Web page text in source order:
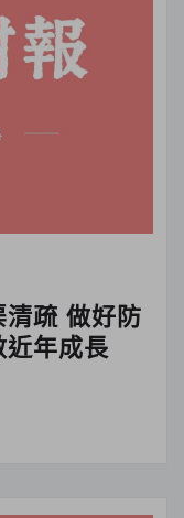
疏 做好防
年成長